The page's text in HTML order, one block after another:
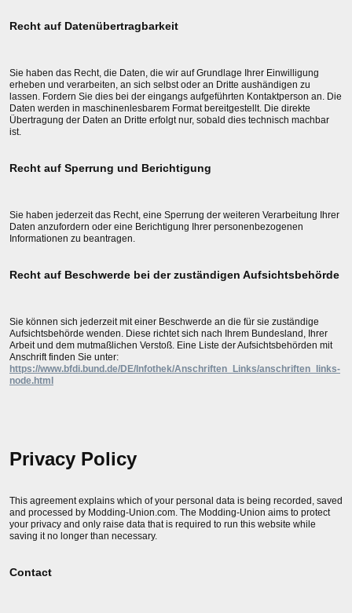
Recht auf Datenübertragbarkeit
Sie haben das Recht, die Daten, die wir auf Grundlage Ihrer Einwilligung
erheben und verarbeiten, an sich selbst oder an Dritte aushändigen zu
lassen. Fordern Sie dies bei der eingangs aufgeführten Kontaktperson an. Die
Daten werden in maschinenlesbarem Format bereitgestellt. Die direkte
Übertragung der Daten an Dritte erfolgt nur, sobald dies technisch machbar
ist.
Recht auf Sperrung und Berichtigung
Sie haben jederzeit das Recht, eine Sperrung der weiteren Verarbeitung Ihrer
Daten anzufordern oder eine Berichtigung Ihrer personenbezogenen
Informationen zu beantragen.
Recht auf Beschwerde bei der zuständigen Aufsichtsbehörde
Sie können sich jederzeit mit einer Beschwerde an die für sie zuständige
Aufsichtsbehörde wenden. Diese richtet sich nach Ihrem Bundesland, Ihrer
Arbeit und dem mutmaßlichen Verstoß. Eine Liste der Aufsichtsbehörden mit
Anschrift finden Sie unter:
https://www.bfdi.bund.de/DE/Infothek/Anschriften_Links/anschriften_links-
node.html
Privacy Policy
This agreement explains which of your personal data is being recorded, saved
and processed by Modding-Union.com. The Modding-Union aims to protect
your privacy and only raise data that is required to run this website while
saving it no longer than necessary.
Contact